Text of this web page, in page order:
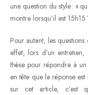
une question du style : «
montre lorsqu’il est
Pour autant, les
effet, lors d’un
thèse pour répondre à
en tête que la réponse
sur cet article, c’est